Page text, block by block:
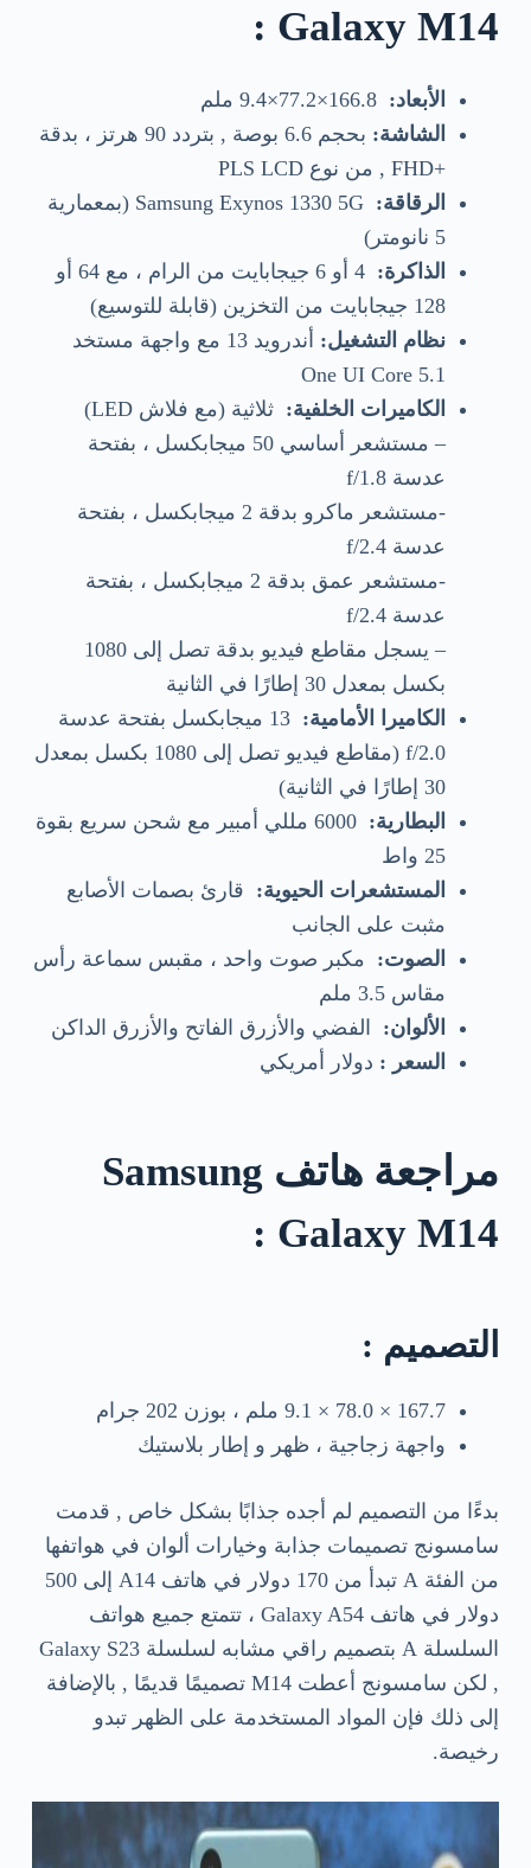
Galaxy M14 :
الأبعاد:
الشاشة:
بحجم 6.6 بوصة , بتردد 90 هرتز ، بدقة
+FHD , من نوع PLS LCD
الرقاقة:
Samsung Exynos 1330 5G (بمعمارية
5 نانومتر)
الذاكرة:
4 أو 6 جيجابايت من الرام ، مع 64 أو
128 جيجابايت من التخزين (قابلة للتوسيع)
نظام التشغيل:
أندرويد 13 مع واجهة مستخد
One UI Core 5.1
الكاميرات الخلفية: ثلاثية (مع فلاش LED)
– مستشعر أساسي 50 ميجابكسل ، بفتحة
عدسة f/1.8
-مستشعر ماكرو بدقة 2 ميجابكسل ، بفتحة
عدسة f/2.4
-مستشعر عمق بدقة 2 ميجابكسل ، بفتحة
عدسة f/2.4
– يسجل مقاطع فيديو بدقة تصل إلى 1080
بكسل بمعدل 30 إطارًا في الثانية
الكاميرا الأمامية:
13 ميجابكسل بفتحة عدسة
f/2.0 (مقاطع فيديو تصل إلى 1080 بكسل بمعدل
30 إطارًا في الثانية)
البطارية:
6000 مللي أمبير مع شحن سريع بقوة
25 واط
المستشعرات الحيوية: قارئ بصمات الأصابع
مثبت على الجانب
الصوت: مكبر صوت واحد ، مقبس سماعة رأس
مقاس 3.5 ملم
الألوان: الفضي والأزرق الفاتح والأزرق الداكن
السعر : دولار أمريكي
مراجعة هاتف Samsung
Galaxy M14 :
التصميم :
167.7 × 78.0 × 9.1 ملم ، بوزن 202 جرام
واجهة زجاجية ، ظهر و إطار بلاستيك
بدءًا من التصميم لم أجده جذابًا بشكل خاص , قدمت
سامسونج تصميمات جذابة وخيارات ألوان في هواتفها
من الفئة A تبدأ من 170 دولار في هاتف A14 إلى 500
دولار في هاتف Galaxy A54 ، تتمتع جميع هواتف
السلسلة A بتصميم راقي مشابه لسلسلة Galaxy S23
, لكن سامسونج أعطت M14 تصميمًا قديمًا , بالإضافة
إلى ذلك فإن المواد المستخدمة على الظهر تبدو
رخيصة.